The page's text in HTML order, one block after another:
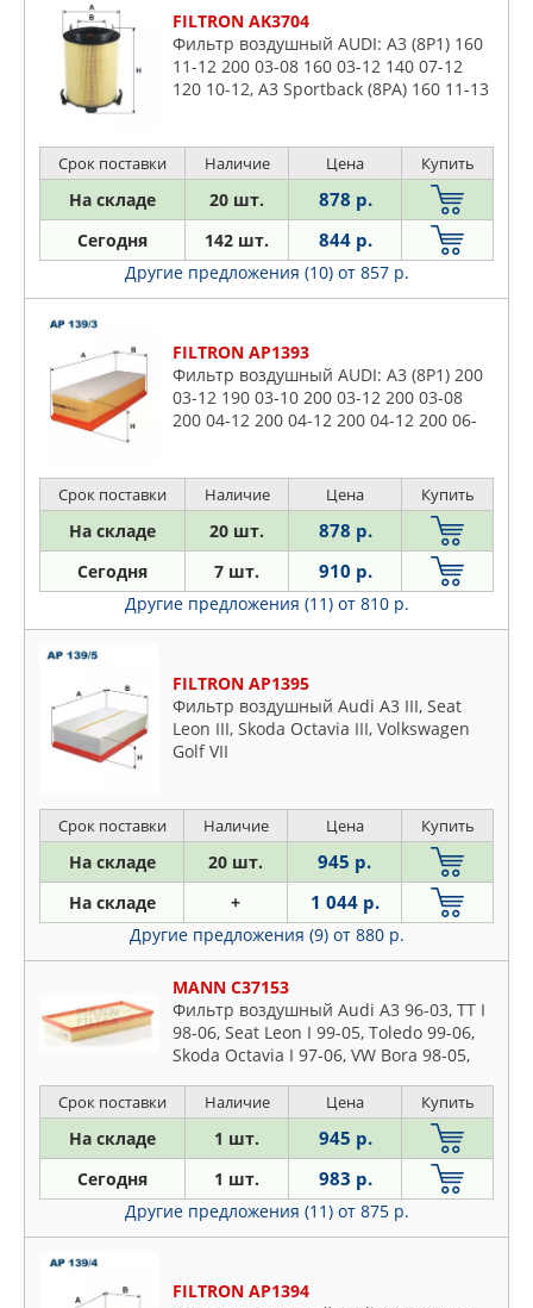
FILTRON AK3704
Фильтр воздушный AUDI: A3 (8P1) 160
11-12 200 03-08 160 03-12 140 07-12
120 10-12, A3 Sportback (8PA) 160 11-13
Срок поставки Наличие Цена Купить
На складе 20 шт. 878 р.
Сегодня 142 шт. 844 р.
Другие предложения (10) от 857 р.
FILTRON AP1393
Фильтр воздушный AUDI: A3 (8P1) 200
03-12 190 03-10 200 03-12 200 03-08
200 04-12 200 04-12 200 04-12 200 06-
Срок поставки Наличие Цена Купить
На складе 20 шт. 878 р.
Сегодня 7 шт. 910 р.
Другие предложения (11) от 810 р.
FILTRON AP1395
Фильтр воздушный Audi A3 III, Seat
Leon III, Skoda Octavia III, Volkswagen
Golf VII
Срок поставки Наличие Цена Купить
На складе 20 шт. 945 р.
На складе + 1 044 р.
Другие предложения (9) от 880 р.
MANN C37153
Фильтр воздушный Audi A3 96-03, TT I
98-06, Seat Leon I 99-05, Toledo 99-06,
Skoda Octavia I 97-06, VW Bora 98-05,
Срок поставки Наличие Цена Купить
На складе 1 шт. 945 р.
Сегодня 1 шт. 983 р.
Другие предложения (11) от 875 р.
FILTRON AP1394